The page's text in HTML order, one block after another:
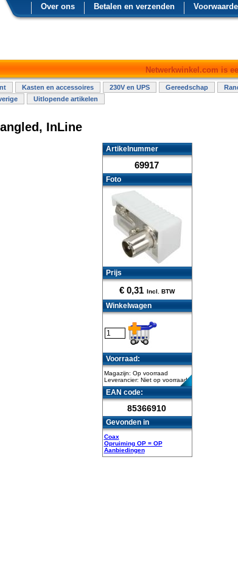
Betalen en verzenden
Over ons
Netwerkwinkel.com is
Kasten en accessoires 230V en UPS Gereedschap
Uitlopende artikelen
InLine
Artikelnummer
69917
Foto
Prijs
€ 0,31 Incl. BTW
Winkelwagen
Voorraad:
Magazijn: Op voorraad
Leverancier: Niet op voorraad
EAN code:
85366910
Gevonden in
Coax
Opruiming OP = OP
Aanbiedingen